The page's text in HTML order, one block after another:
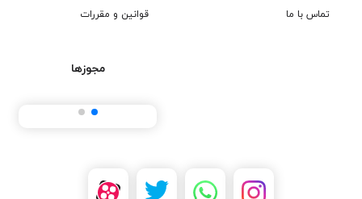
تماس با ما قوانین و مقررات
مجوزها